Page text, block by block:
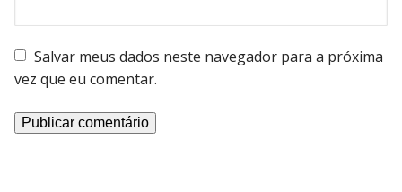
Salvar meus dados neste navegador para a próxima
vez que eu comentar.